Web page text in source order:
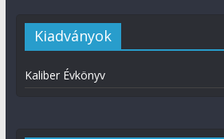
Kiadványok
Kaliber Évkönyv